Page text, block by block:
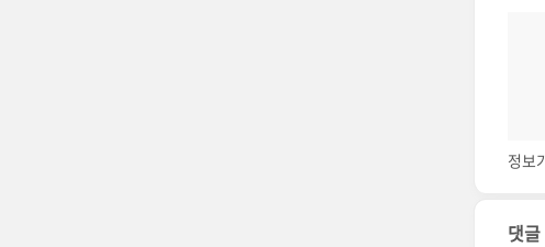
댓글